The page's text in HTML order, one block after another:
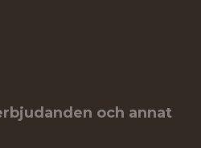
och annat